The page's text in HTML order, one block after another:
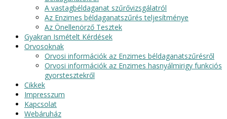
A vastagbéldaganat szűrővizsgálatról
Az Enzimes béldaganatszűrés teljesítménye
Az Önellenörző Tesztek
Gyakran Ismételt Kérdések
Orvosoknak
Orvosi információk az Enzimes béldaganatszűrésről
Orvosi információk az Enzimes hasnyálmirigy funkciós
gyorstesztekről
Cikkek
Impresszum
Kapcsolat
Webáruház